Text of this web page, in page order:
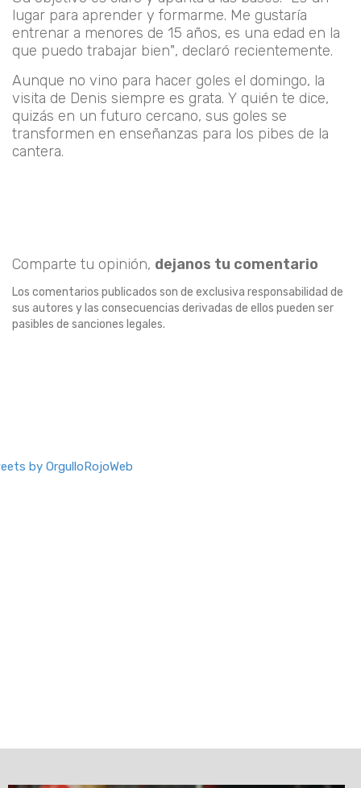
lugar para aprender y formarme. Me gustaría
entrenar a menores de 15 años, es una edad en la
que puedo trabajar bien", declaró recientemente.
Aunque no vino para hacer goles el domingo, la
visita de Denis siempre es grata. Y quién te dice,
quizás en un futuro cercano, sus goles se
transformen en enseñanzas para los pibes de la
cantera.
Comparte tu opinión, dejanos tu comentario
Los comentarios publicados son de exclusiva responsabilidad de
sus autores y las consecuencias derivadas de ellos pueden ser
pasibles de sanciones legales.
by OrgulloRojoWeb